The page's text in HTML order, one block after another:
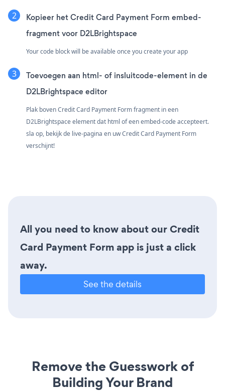
Kopieer het Credit Card Payment Form embed-
fragment voor D2LBrightspace
Your code block will be available once you create your app
Toevoegen aan html- of insluitcode-element in de
D2LBrightspace editor
Plak boven Credit Card Payment Form fragment in een
D2LBrightspace element dat html of een embed-code accepteert.
sla op, bekijk de live-pagina en uw Credit Card Payment Form
verschijnt!
All you need to know about our Credit
Card Payment Form app is just a click
away.
See the details
Remove the Guesswork of
Building Your Brand